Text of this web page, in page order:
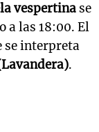
vespertina se
a las 18:00. El
se interpreta
.